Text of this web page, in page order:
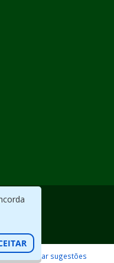
erros / Enviar sugestões